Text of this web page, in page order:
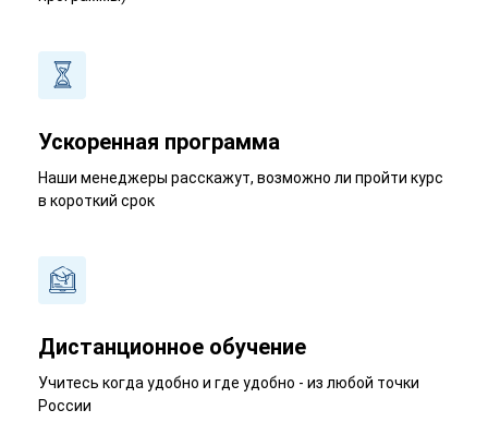
Ускоренная программа
Наши менеджеры расскажут, возможно ли пройти курс
в короткий срок
Дистанционное обучение
Учитесь когда удобно и где удобно - из любой точки
России